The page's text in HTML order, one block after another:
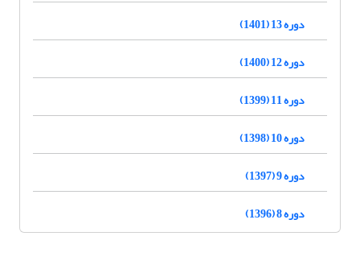
دوره 13 (1401)
دوره 12 (1400)
دوره 11 (1399)
دوره 10 (1398)
دوره 9 (1397)
دوره 8 (1396)